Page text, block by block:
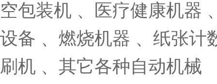
空包装机 、医疗健康机器
设备 、燃烧机器 、纸张计
刷机 、其它各种自动机械